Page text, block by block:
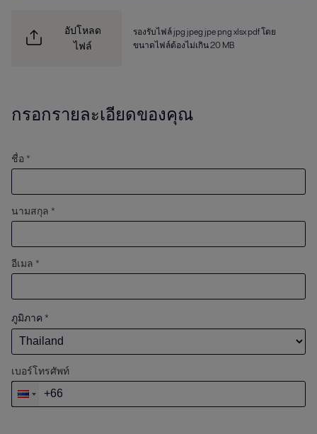
อัปโหลด
ไฟล์
รองรับไฟล์ jpg jpeg jpe png xlsx pdf โดย
ขนาดไฟล์ต้องไม่เกิน 20 MB
กรอกรายละเอียดของคุณ
ชื่อ *
นามสกุล *
อีเมล *
ภูมิภาค *
เบอร์โทรศัพท์